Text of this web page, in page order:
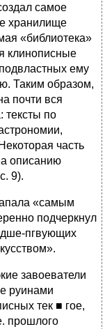
самое
хранилище
«библиотека»
клинописные
ему
Таким образом,
почти вся
тексты по
часть
описанию
9).
«самым
подчеркнул
пгвующих
завоеватели
руинами
тек ■ гое,
прошлого